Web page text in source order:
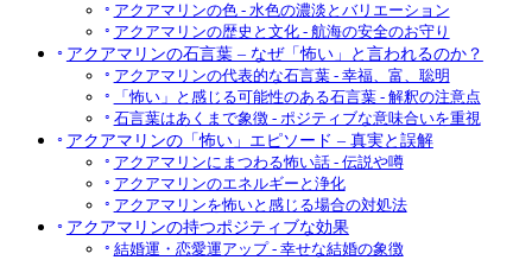
アクアマリンの色 - 水色の濃淡とバリエーション
アクアマリンの歴史と文化 - 航海の安全のお守り
アクアマリンの石言葉 – なぜ「怖い」と言われるのか？
アクアマリンの代表的な石言葉 - 幸福、富、聡明
「怖い」と感じる可能性のある石言葉 - 解釈の注意点
石言葉はあくまで象徴 - ポジティブな意味合いを重視
アクアマリンの「怖い」エピソード – 真実と誤解
アクアマリンにまつわる怖い話 - 伝説や噂
アクアマリンのエネルギーと浄化
アクアマリンを怖いと感じる場合の対処法
アクアマリンの持つポジティブな効果
結婚運・恋愛運アップ - 幸せな結婚の象徴